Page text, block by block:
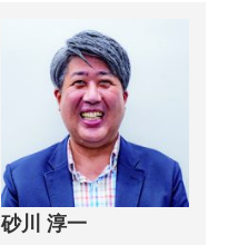
砂川 淳一